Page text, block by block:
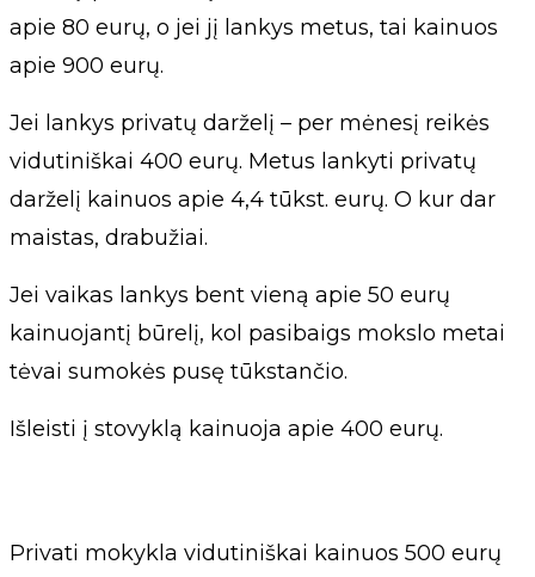
apie 80 eurų, o jei jį lankys metus, tai kainuos
apie 900 eurų.
Jei lankys privatų darželį – per mėnesį reikės
vidutiniškai 400 eurų. Metus lankyti privatų
darželį kainuos apie 4,4 tūkst. eurų. O kur dar
maistas, drabužiai.
Jei vaikas lankys bent vieną apie 50 eurų
kainuojantį būrelį, kol pasibaigs mokslo metai
tėvai sumokės pusę tūkstančio.
Išleisti į stovyklą kainuoja apie 400 eurų.
Privati mokykla vidutiniškai kainuos 500 eurų